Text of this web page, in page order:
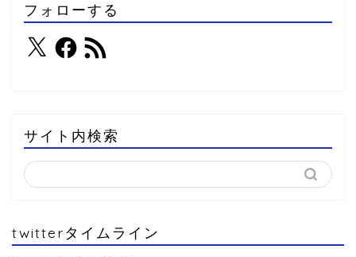
フォローする
サイト内検索
twitterタイムライン